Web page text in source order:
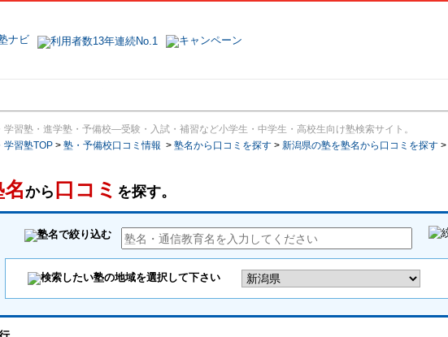
学習塾・進学塾・予備校―受験・入試・補習など小学生・中学生・高校生向け塾検索サイト。
学習塾TOP > 塾・予備校口コミ情報 > 塾名から口コミを探す > 新潟県の塾を塾名から口コミを探す >
から 口コミ を探す。